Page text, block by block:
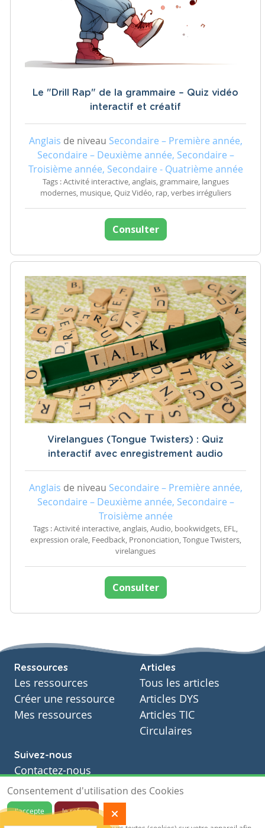
Le "Drill Rap" de la grammaire – Quiz vidéo
interactif et créatif
Anglais de niveau Secondaire – Première année,
Secondaire – Deuxième année, Secondaire –
Troisième année, Secondaire - Quatrième année
Tags : Activité interactive, anglais, grammaire, langues
modernes, musique, Quiz Vidéo, rap, verbes irréguliers
Consulter
Virelangues (Tongue Twisters) : Quiz
interactif avec enregistrement audio
Anglais de niveau Secondaire – Première année,
Secondaire – Deuxième année, Secondaire –
Troisième année
Tags : Activité interactive, anglais, Audio, bookwidgets, EFL,
expression orale, Feedback, Prononciation, Tongue Twisters,
virelangues
Consulter
Ressources
Les ressources
Créer une ressource
Mes ressources
Articles
Tous les articles
Articles DYS
Articles TIC
Circulaires
Suivez-nous
Contactez-nous
Soutien scolaire
Notre page Facebook
Consentement d'utilisation des Cookies
J'accepte
Je refuse